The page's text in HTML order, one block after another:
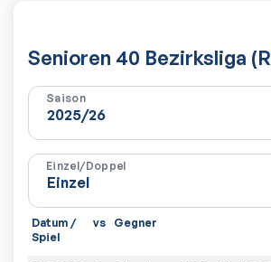
Senioren 40 Bezirksliga
Saison
Einzel/Doppel
Datum /
Spiel
vs Gegner